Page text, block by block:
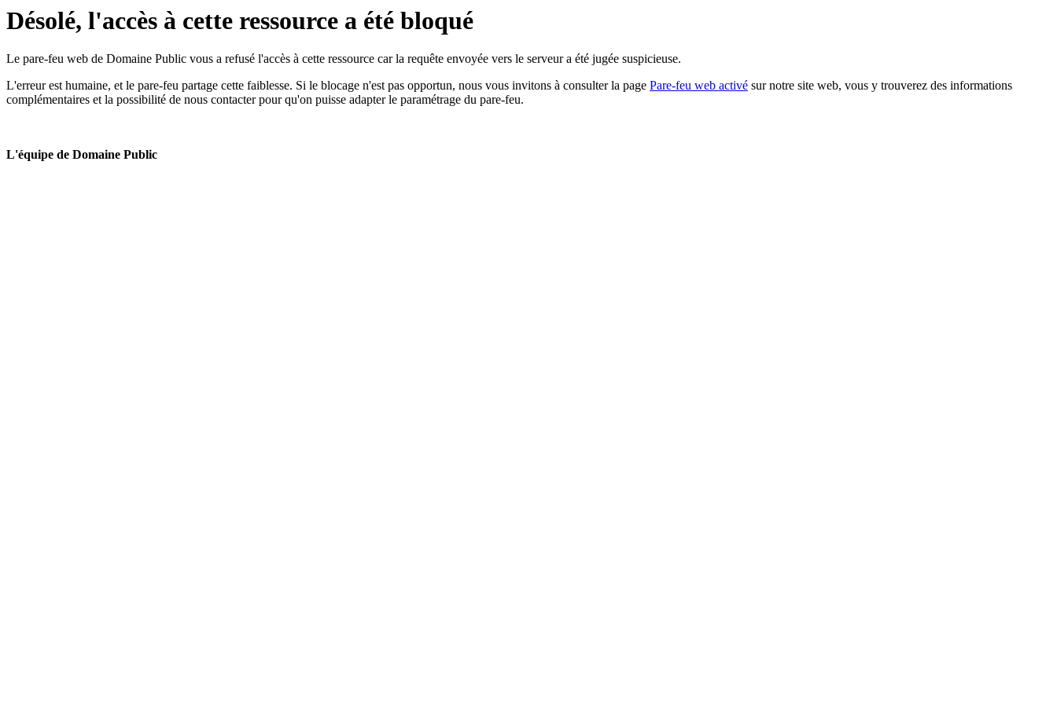
Désolé, l'accès à cette ressource a été bloqué
Le pare-feu web de Domaine Public vous a refusé l'accès à cette ressource car la requête envoyée vers le serveur a été jugée suspicieuse.
L'erreur est humaine, et le pare-feu partage cette faiblesse. Si le blocage n'est pas opportun, nous vous invitons à consulter la page Pare-feu web activé sur notre site web, vous y trouverez des informations
complémentaires et la possibilité de nous contacter pour qu'on puisse adapter le paramétrage du pare-feu.
L'équipe de Domaine Public